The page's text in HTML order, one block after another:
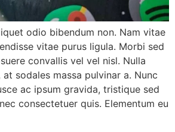
odio bibendum non. Nam vitae
vitae purus ligula. Morbi sed
convallis vel vel nisl. Nulla
sodales massa pulvinar a. Nunc
ac ipsum gravida, tristique sed
consectetuer quis. Elementum eu